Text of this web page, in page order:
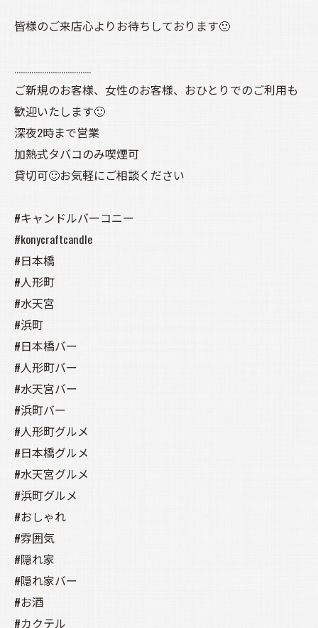
皆様のご来店心よりお待ちしております🙂
………………………………
ご新規のお客様、女性のお客様、おひとりでのご利用も
歓迎いたします🙂
深夜2時まで営業
加熱式タバコのみ喫煙可
貸切可🙂お気軽にご相談ください
#キャンドルバーコニー
#konycraftcandle
#日本橋
#人形町
#水天宮
#浜町
#日本橋バー
#人形町バー
#水天宮バー
#浜町バー
#人形町グルメ
#日本橋グルメ
#水天宮グルメ
#浜町グルメ
#おしゃれ
#雰囲気
#隠れ家
#隠れ家バー
#お酒
#カクテル